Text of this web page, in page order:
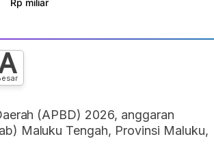
(APBD) 2026, anggaran
Maluku Tengah, Provinsi Maluku,